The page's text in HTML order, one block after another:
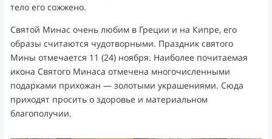
тело его сожжено.
Святой Минас очень любим в Греции и на Кипре, его
образы считаются чудотворными. Праздник святого
Мины отмечается 11 (24) ноября. Наиболее почитаемая
икона Святого Минаса отмечена многочисленными
подарками прихожан — золотыми украшениями. Сюда
приходят просить о здоровье и материальном
благополучии.